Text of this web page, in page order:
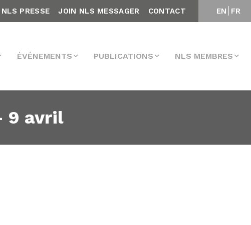
EN FR
NLS PRESSE JOIN NLS MESSAGER CONTACT
ÉVÉNEMENTS PUBLICATIONS NLS MEMBRES
9 avril